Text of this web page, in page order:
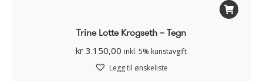
Trine Lotte Krogseth – Tegn
kr 3.150,00 inkl. 5% kunstavgift
Legg til ønskeliste